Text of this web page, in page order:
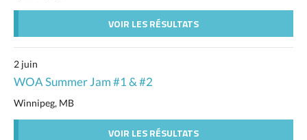
VOIR LES RÉSULTATS
2 juin
WOA Summer Jam #1 & #2
Winnipeg, MB
VOIR LES RÉSULTATS